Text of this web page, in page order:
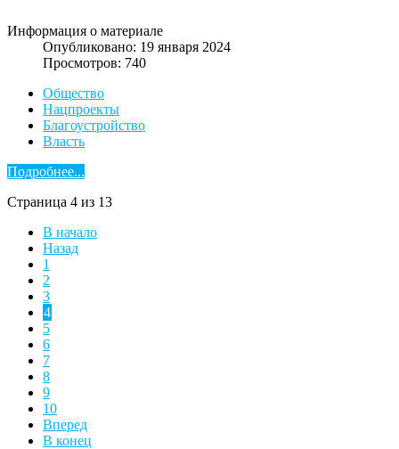
Информация о материале
Опубликовано: 19 января 2024
Просмотров: 740
Общество
Нацпроекты
Благоустройство
Власть
Подробнее...
Страница 4 из 13
В начало
Назад
1
2
3
4
5
6
7
8
9
10
Вперед
В конец